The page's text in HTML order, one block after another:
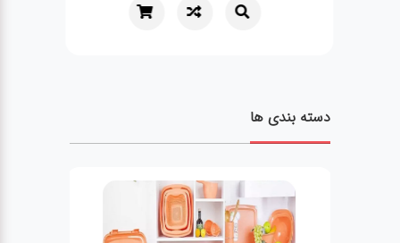
دسته بندی ها